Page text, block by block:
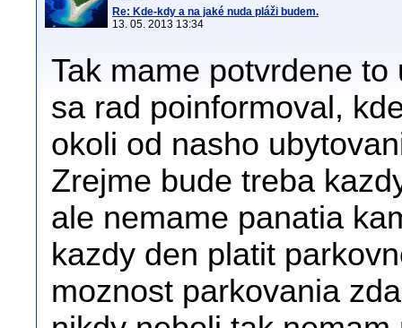
Re: Kde-kdy a na jaké nuda pláži budem.
13. 05. 2013 13:34
Tak mame potvrdene
sa rad poinformoval,
okoli od nasho
Zrejme bude treba
ale nemame panatia
kazdy den platit
moznost parkovania